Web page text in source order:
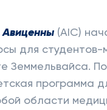
(AIC)
для
Земмельвайса.
программа
области